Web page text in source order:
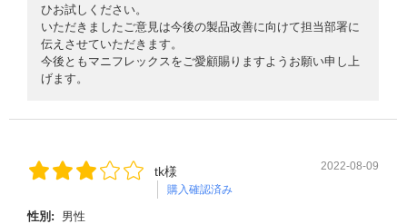
ひお試しください。
いただきましたご意見は今後の製品改善に向けて担当部署に
伝えさせていただきます。
今後ともマニフレックスをご愛顧賜りますようお願い申し上
げます。
tk様
購入確認済み
2022-08-09
性別: 男性